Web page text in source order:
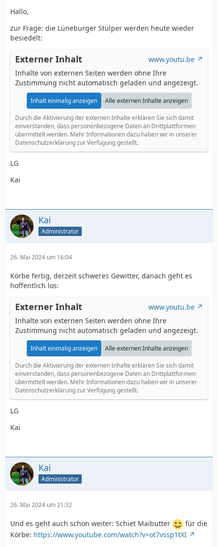
Hallo,
zur Frage: die Lüneburger Stülper werden heute wieder
besiedelt:
Externer Inhalt
www.youtu.be
Inhalte von externen Seiten werden ohne Ihre
Zustimmung nicht automatisch geladen und angezeigt.
Inhalt einmalig anzeigen Alle externen Inhalte anzeigen
Durch die Aktivierung der externen Inhalte erklären Sie sich damit
einverstanden, dass personenbezogene Daten an Drittplattformen
übermittelt werden. Mehr Informationen dazu haben wir in unserer
Datenschutzerklärung zur Verfügung gestellt.
LG
Kai
Kai
Administrator
26. Mai 2024 um 16:04
Körbe fertig, derzeit schweres Gewitter, danach geht es
hoffentlich los:
Externer Inhalt
www.youtu.be
Inhalte von externen Seiten werden ohne Ihre
Zustimmung nicht automatisch geladen und angezeigt.
Inhalt einmalig anzeigen Alle externen Inhalte anzeigen
Durch die Aktivierung der externen Inhalte erklären Sie sich damit
einverstanden, dass personenbezogene Daten an Drittplattformen
übermittelt werden. Mehr Informationen dazu haben wir in unserer
Datenschutzerklärung zur Verfügung gestellt.
LG
Kai
Kai
Administrator
26. Mai 2024 um 21:32
Und es geht auch schon weiter: Schiet Maibutter
für die
Körbe: https://www.youtube.com/watch?v=ot7vssp1tXI